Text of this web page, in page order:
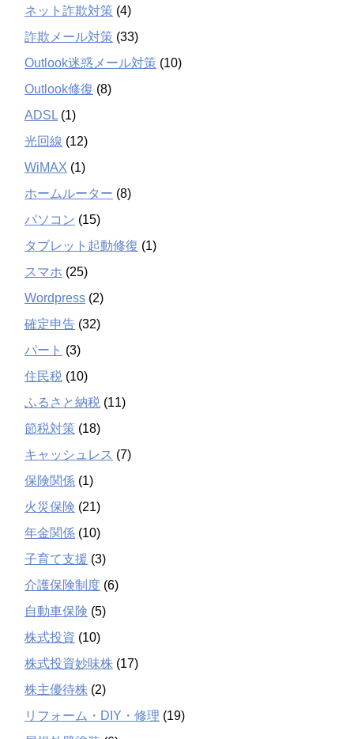
ネット詐欺対策 (4)
詐欺メール対策 (33)
Outlook迷惑メール対策 (10)
Outlook修復 (8)
ADSL (1)
光回線 (12)
WiMAX (1)
ホームルーター (8)
パソコン (15)
タブレット起動修復 (1)
スマホ (25)
Wordpress (2)
確定申告 (32)
パート (3)
住民税 (10)
ふるさと納税 (11)
節税対策 (18)
キャッシュレス (7)
保険関係 (1)
火災保険 (21)
年金関係 (10)
子育て支援 (3)
介護保険制度 (6)
自動車保険 (5)
株式投資 (10)
株式投資妙味株 (17)
株主優待株 (2)
リフォーム・DIY・修理 (19)